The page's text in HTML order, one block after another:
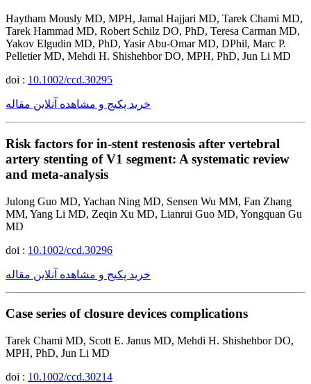
Haytham Mously MD, MPH, Jamal Hajjari MD, Tarek Chami MD,
Tarek Hammad MD, Robert Schilz DO, PhD, Teresa Carman MD,
Yakov Elgudin MD, PhD, Yasir Abu-Omar MD, DPhil, Marc P.
Pelletier MD, Mehdi H. Shishehbor DO, MPH, PhD, Jun Li MD
doi : 10.1002/ccd.30295
خرید پکیج و مشاهده آنلاین مقاله
Risk factors for in-stent restenosis after vertebral
artery stenting of V1 segment: A systematic review
and meta-analysis
Julong Guo MD, Yachan Ning MD, Sensen Wu MM, Fan Zhang
MM, Yang Li MD, Zeqin Xu MD, Lianrui Guo MD, Yongquan Gu
MD
doi : 10.1002/ccd.30296
خرید پکیج و مشاهده آنلاین مقاله
Case series of closure devices complications
Tarek Chami MD, Scott E. Janus MD, Mehdi H. Shishehbor DO,
MPH, PhD, Jun Li MD
doi : 10.1002/ccd.30214